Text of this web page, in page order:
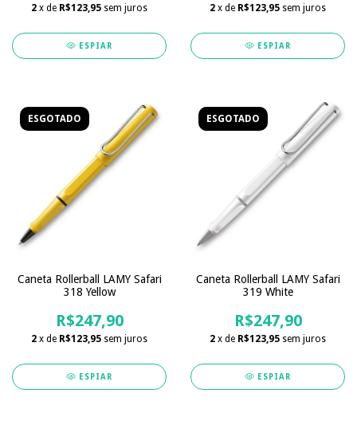
2 x de R$123,95 sem juros
ESPIAR
2 x de R$123,95 sem juros
ESPIAR
ESGOTADO
Caneta Rollerball LAMY Safari
318 Yellow
R$247,90
2 x de R$123,95 sem juros
ESPIAR
ESGOTADO
Caneta Rollerball LAMY Safari
319 White
R$247,90
2 x de R$123,95 sem juros
ESPIAR